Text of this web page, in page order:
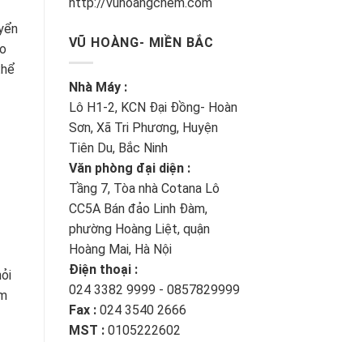
http://vuhoangchem.com
VŨ HOÀNG- MIỀN BẮC
Nhà Máy :
Lô H1-2, KCN Đại Đồng- Hoàn
Sơn, Xã Tri Phương, Huyện
Tiên Du, Bắc Ninh
Văn phòng đại diện :
Tầng 7, Tòa nhà Cotana Lô
CC5A Bán đảo Linh Đàm,
phường Hoàng Liệt, quận
Hoàng Mai, Hà Nội
Điện thoại :
024 3382 9999 - 0857829999
Fax : 024 3540 2666
MST : 0105222602